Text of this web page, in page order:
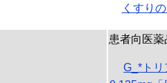
くすり
患者向医薬
G_*トリ